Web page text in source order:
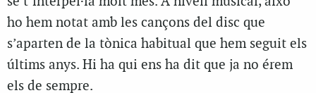
ho hem notat amb les cançons del disc que
s’aparten de la tònica habitual que hem seguit els
últims anys. Hi ha qui ens ha dit que ja no érem
els de sempre.